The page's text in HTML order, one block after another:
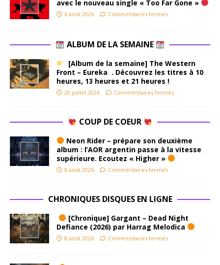
avec le nouveau single « Too Far Gone »
6 août 2026 Commentaires fermés
ALBUM DE LA SEMAINE
[Album de la semaine] The Western
Front – Eureka . Découvrez les titres à 10
heures, 13 heures et 21 heures !
20 juillet 2026 Commentaires fermés
COUP DE COEUR
Neon Rider – prépare son deuxième
album : l’AOR argentin passe à la vitesse
supérieure. Ecoutez « Higher »
8 août 2026 Commentaires fermés
CHRONIQUES DISQUES EN LIGNE
[Chronique] Gargant – Dead Night
Defiance (2026) par Harrag Melodica
8 août 2026 Commentaires fermés